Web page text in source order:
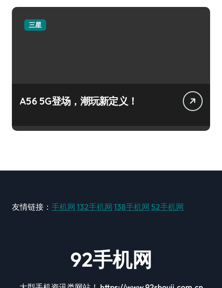
三星
A56 5G登场，潮玩新定义！
友情链接： 手机网 132手机网 138手机网 52手机网
92手机网